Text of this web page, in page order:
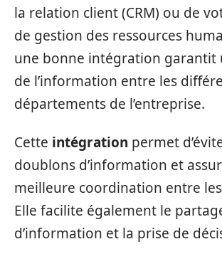
la relation client (CRM) ou de
de gestion des ressources
une bonne intégration garantit
de l’information entre les
départements de l’entreprise.
Cette intégration permet
doublons d’information et
meilleure coordination entre
Elle facilite également le
d’information et la prise de